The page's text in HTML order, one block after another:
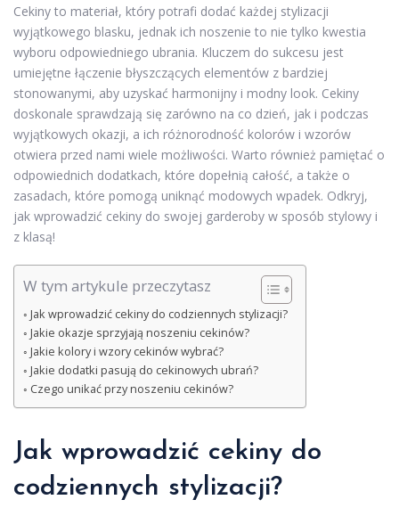
Cekiny to materiał, który potrafi dodać każdej stylizacji
wyjątkowego blasku, jednak ich noszenie to nie tylko kwestia
wyboru odpowiedniego ubrania. Kluczem do sukcesu jest
umiejętne łączenie błyszczących elementów z bardziej
stonowanymi, aby uzyskać harmonijny i modny look. Cekiny
doskonale sprawdzają się zarówno na co dzień, jak i podczas
wyjątkowych okazji, a ich różnorodność kolorów i wzorów
otwiera przed nami wiele możliwości. Warto również pamiętać o
odpowiednich dodatkach, które dopełnią całość, a także o
zasadach, które pomogą uniknąć modowych wpadek. Odkryj,
jak wprowadzić cekiny do swojej garderoby w sposób stylowy i
z klasą!
W tym artykule przeczytasz
Jak wprowadzić cekiny do codziennych stylizacji?
Jakie okazje sprzyjają noszeniu cekinów?
Jakie kolory i wzory cekinów wybrać?
Jakie dodatki pasują do cekinowych ubrań?
Czego unikać przy noszeniu cekinów?
Jak wprowadzić cekiny do
codziennych stylizacji?